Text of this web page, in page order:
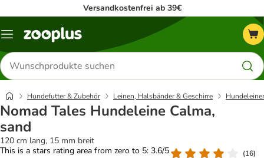
Versandkostenfrei ab 39€
Menü
Produkte
suchen
Hundefutter & Zubehör Leinen, Halsbänder & Geschirre
Nomad Tales Hundeleine Calma,
sand
120 cm lang, 15 mm breit
This is a stars rating area from zero to 5: 3.6/5
(16)